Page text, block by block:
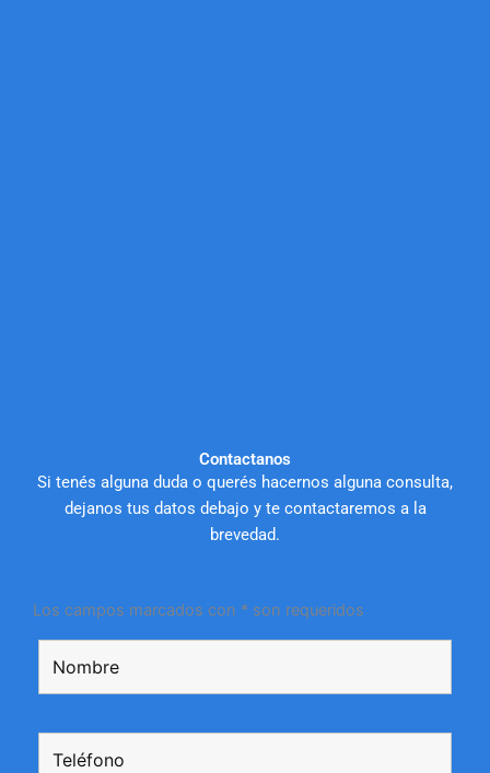
Contactanos
Si tenés alguna duda o querés hacernos alguna consulta,
dejanos tus datos debajo y te contactaremos a la
brevedad.
Los campos marcados con * son requeridos